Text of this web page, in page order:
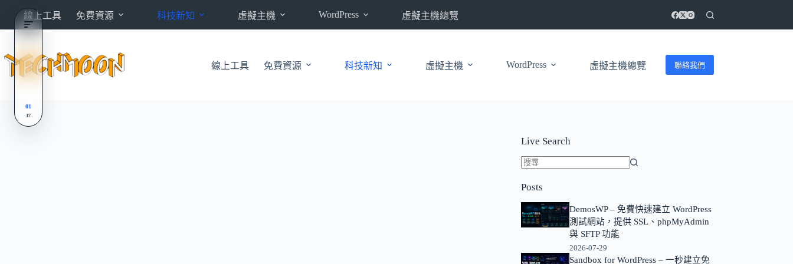
內
線上工具 免費資源 科技新知 虛擬主機 WordPress 虛擬主機總覽
線上工具 免費資源 科技新知 虛擬主機 WordPress 虛擬主機總覽 聯絡我們
Live Search
不
到
符
件
Posts
DemosWP – 免費快速建立 WordPress
測試網站，提供 SSL、phpMyAdmin
與 SFTP 功能
2026-07-29
Sandbox for WordPress – 一秒建立免
01
37